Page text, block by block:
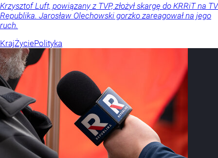
Krzysztof Luft, powiązany z TVP, złożył skargę do KRRiT na TV
Republika. Jarosław Olechowski gorzko zareagował na jego
ruch.
KrajŻyciePolityka